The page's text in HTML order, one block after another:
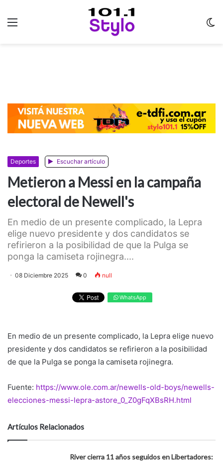
Deportes Escuchar artículo
Metieron a Messi en la campaña
electoral de Newell's
En medio de un presente complicado, la Lepra
elige nuevo presidente y dos candidatos se
refirieron a la posibilidad de que la Pulga se
ponga la camiseta rojinegra....
08 Diciembre 2025 0 null
WhatsApp
En medio de un presente complicado, la Lepra elige nuevo
presidente y dos candidatos se refirieron a la posibilidad
de que la Pulga se ponga la camiseta rojinegra.
Fuente: https://www.ole.com.ar/newells-old-boys/newells-
elecciones-messi-lepra-astore_0_Z0gFqXBsRH.html
Artículos Relacionados
River cierra 11 años seguidos en Libertadores: